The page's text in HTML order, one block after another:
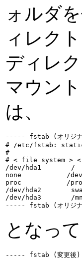
ォルダ
ィレク
ディレ
マウン
は、
----- fstab (オリジナ
# /etc/fstab:
#
# < file system > <
/dev/hda1　　　　 /
none　　　　　　　/
proc　　　　　　　/
/dev/hda2　　　　
/dev/hda3　　　　 /
----- fstab (オリジ
となっ
----- fstab (変更後)